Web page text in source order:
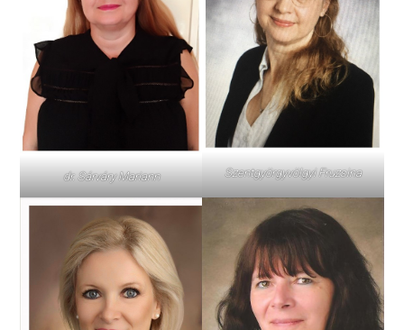
dr. Sárváry Mariann Szentgyörgyvölgyi Fruzsina